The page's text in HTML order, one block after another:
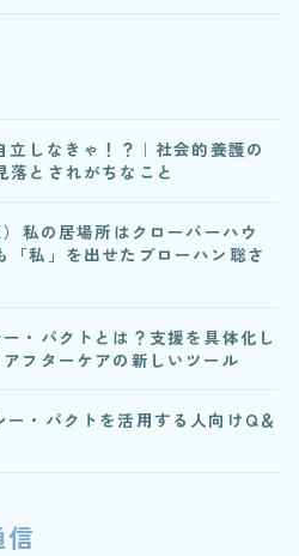
立しなきゃ！？｜社会的養護の
落とされがちなこと
私の居場所はクローバーハウ
「私」を出せたブローハン聡さ
・パクトとは？支援を具体化し
フターケアの新しいツール
ー・パクトを活用する人向けQ＆